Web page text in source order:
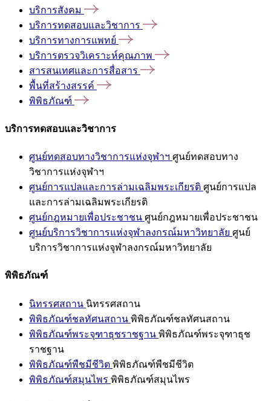
บริการสังคม
บริการทดสอบและวิชาการ
บริการทางการแพทย์
บริการตรวจวิเคราะห์คุณภาพ
สารสนเทศและการสื่อสาร
พื้นที่สร้างสรรค์
พิพิธภัณฑ์
บริการทดสอบและวิชาการ
ศูนย์ทดสอบทางวิชาการแห่งจุฬาฯ ศูนย์ทดสอบทาง
วิชาการแห่งจุฬาฯ
ศูนย์การแปลและการล่ามเฉลิมพระเกียรติ ศูนย์การแปล
และการล่ามเฉลิมพระเกียรติ
ศูนย์กฎหมายเพื่อประชาชน ศูนย์กฎหมายเพื่อประชาชน
ศูนย์บริการวิชาการแห่งจุฬาลงกรณ์มหาวิทยาลัย ศูนย์
บริการวิชาการแห่งจุฬาลงกรณ์มหาวิทยาลัย
พิพิธภัณฑ์
นิทรรศสถาน นิทรรศสถาน
พิพิธภัณฑ์ชลทัศนสถาน พิพิธภัณฑ์ชลทัศนสถาน
พิพิธภัณฑ์พระจุฑาธุชราชฐาน พิพิธภัณฑ์พระจุฑาธุช
ราชฐาน
พิพิธภัณฑ์พืชมีชีวิต พิพิธภัณฑ์พืชมีชีวิต
พิพิธภัณฑ์สมุนไพร พิพิธภัณฑ์สมุนไพร